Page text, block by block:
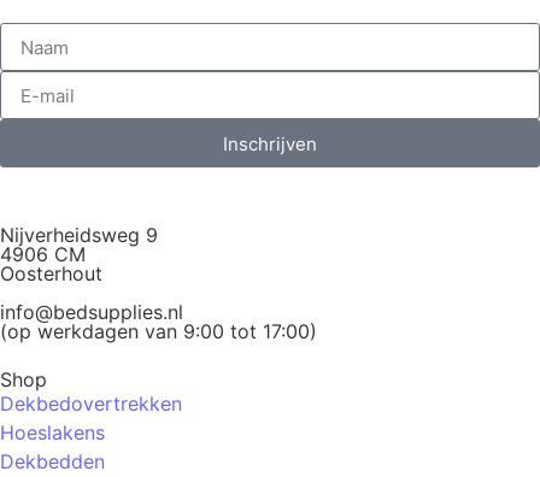
Inschrijven
Nijverheidsweg 9
4906 CM
Oosterhout
info@bedsupplies.nl
(op werkdagen van 9:00 tot 17:00)
Shop
Dekbedovertrekken
Hoeslakens
Dekbedden